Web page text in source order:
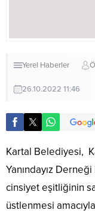
Yerel Haberler
26.10.2022 11:46
Kartal Belediyesi,
Yanındayız
cinsiyet eşitliğinin
üstlenmesi